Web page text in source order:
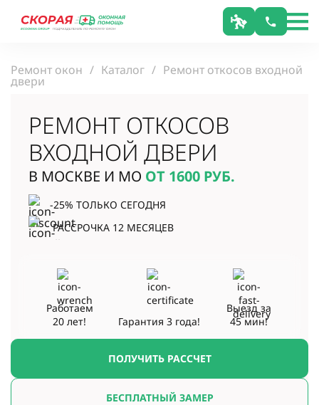
Ремонт окон Каталог Ремонт откосов входной
двери
РЕМОНТ ОТКОСОВ
ВХОДНОЙ ДВЕРИ
В МОСКВЕ И МО ОТ 1600 РУБ.
-25% ТОЛЬКО СЕГОДНЯ
РАССРОЧКА 12 МЕСЯЦЕВ
ПОЛУЧИТЬ РАССЧЕТ
БЕСПЛАТНЫЙ ЗАМЕР
Работаем
20 лет!
Гарантия3 года!
Выезд за
45 мин!